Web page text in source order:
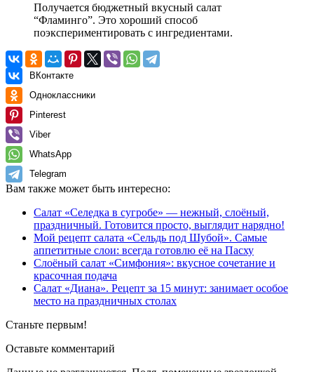
Получается бюджетный вкусный салат
“Фламинго”. Это хороший способ
поэкспериментировать с ингредиентами.
ВКонтакте
Одноклассники
Pinterest
Viber
WhatsApp
Telegram
Вам также может быть интересно:
Салат «Селедка в сугробе» — нежный, слоёный,
праздничный. Готовится просто, выглядит нарядно!
Мой рецепт салата «Сельдь под Шубой». Самые
аппетитные слои: всегда готовлю её на Пасху
Слоёный салат «Симфония»: вкусное сочетание и
красочная подача
Салат «Диана». Рецепт за 15 минут: занимает особое
место на праздничных столах
Станьте первым!
Оставьте комментарий